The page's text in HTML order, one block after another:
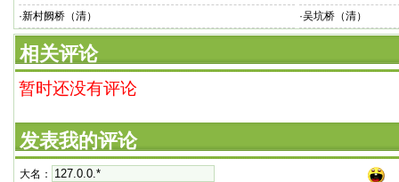
·新村阙桥（清） ·吴坑桥（清）
相关评论
暂时还没有评论
发表我的评论
大名：